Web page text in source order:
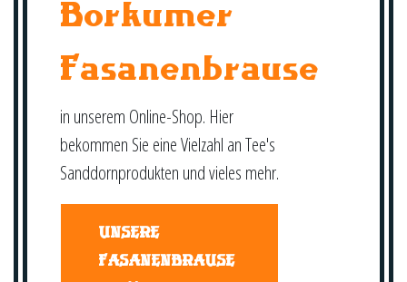
Borkumer
Fasanenbrause
in unserem Online-Shop. Hier
bekommen Sie eine Vielzahl an Tee's
Sanddornprodukten und vieles mehr.
UNSERE
FASANENBRAUSE